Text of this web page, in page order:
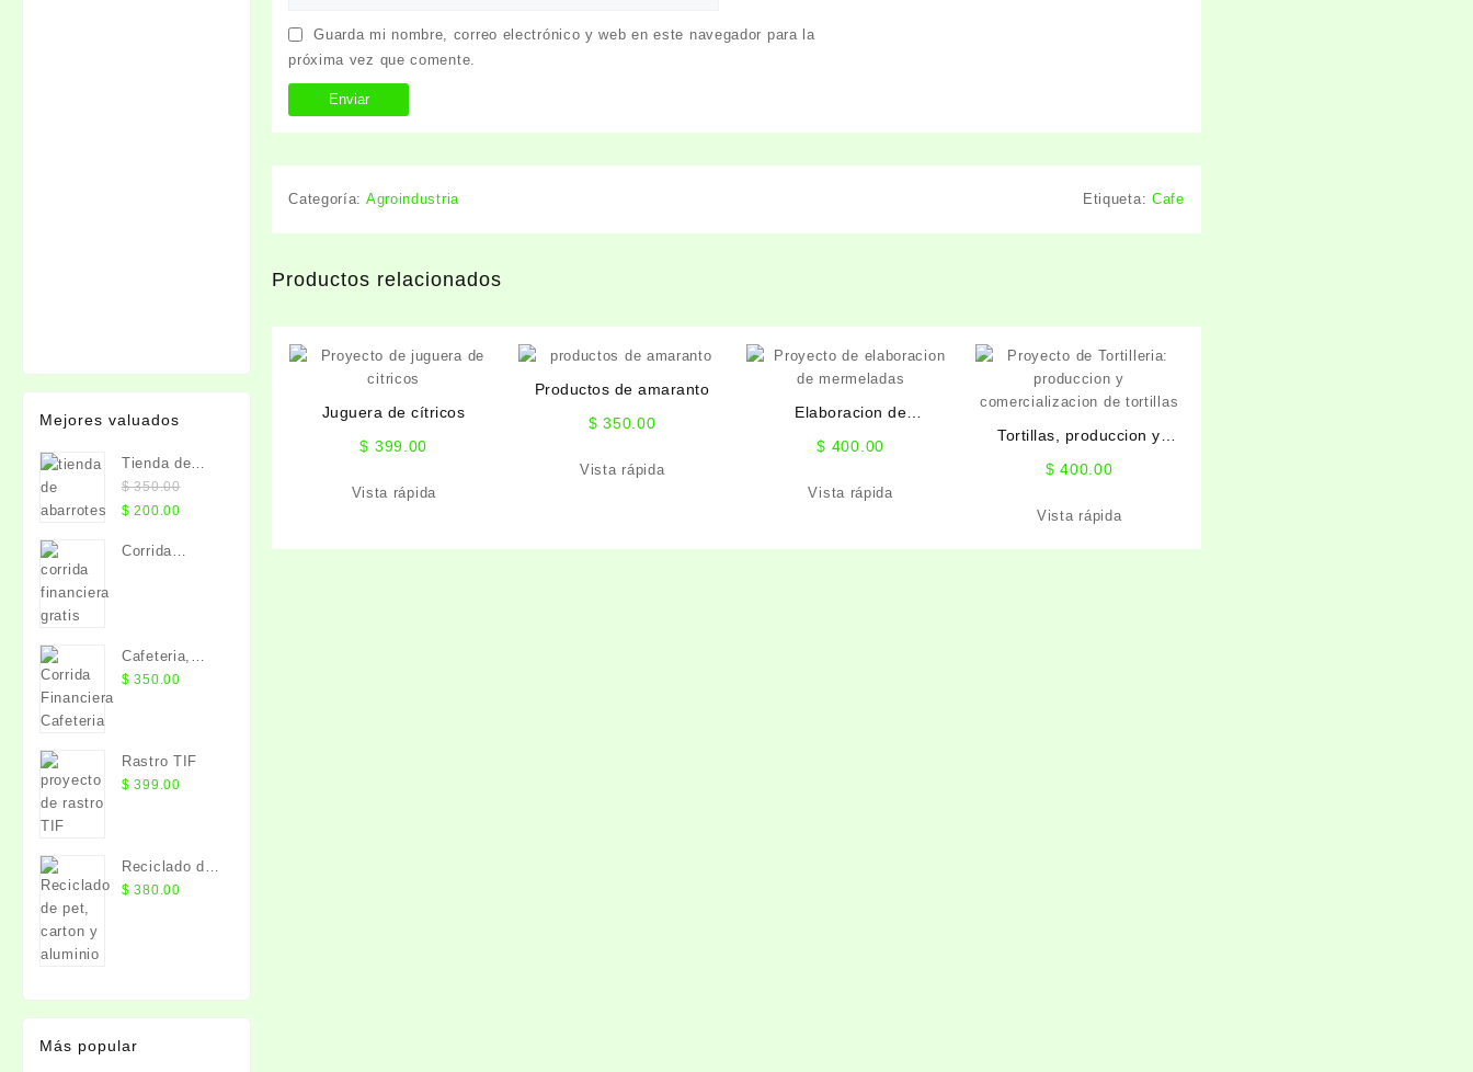
Mejores valuados
Tienda de
abarrotes
$350.00
El
original
$ 200.00El
actual
Corrida
Cafeteria,
Corrida
$ 350.00
Rastro TIF
$ 399.00
Reciclado de
pet, carton y
$ 380.00
Más popular
Guarda mi nombre, correo electrónico y web en este navegador para la
próxima vez que comente.
Categoría: Agroindustria Etiqueta: Cafe
Productos relacionados
Juguera de cítricos
$ 399.00
Vista rápida
Productos de amaranto
$ 350.00
Vista rápida
Elaboracion de
$ 400.00
Vista rápida
Tortillas, produccion y
$ 400.00
Vista rápida